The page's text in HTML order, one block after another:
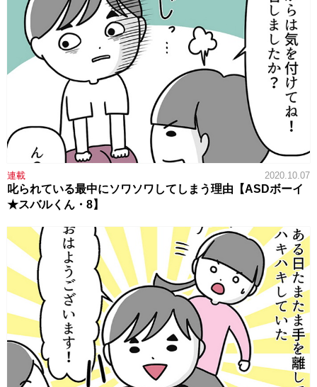
連載 2020.10.07
叱られている最中にソワソワしてしまう理由【ASDボーイ
★スバルくん・8】